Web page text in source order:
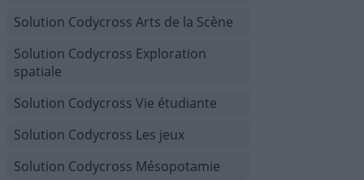
Solution Codycross Arts de la Scène
Solution Codycross Exploration
spatiale
Solution Codycross Vie étudiante
Solution Codycross Les jeux
Solution Codycross Mésopotamie